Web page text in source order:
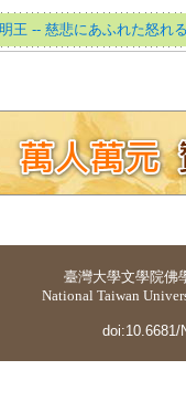
王 -- 慈悲にあふれた怒れ
臺灣大學文學院佛
National Taiwan
doi:10.6681/